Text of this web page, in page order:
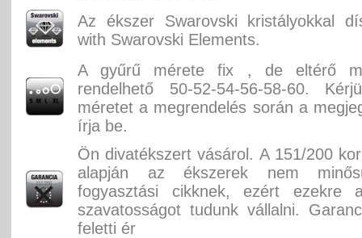
Az ékszer Swarovski kristályokkal
with Swarovski Elements.
A gyűrű mérete fix , de eltérő
rendelhető 50-52-54-56-58-60.
méretet a megrendelés során a
írja be.
Ön divatékszert vásárol. A 151/200
alapján az ékszerek nem
fogyasztási cikknek, ezért ezekre
szavatosságot tudunk vállalni.
feletti ér